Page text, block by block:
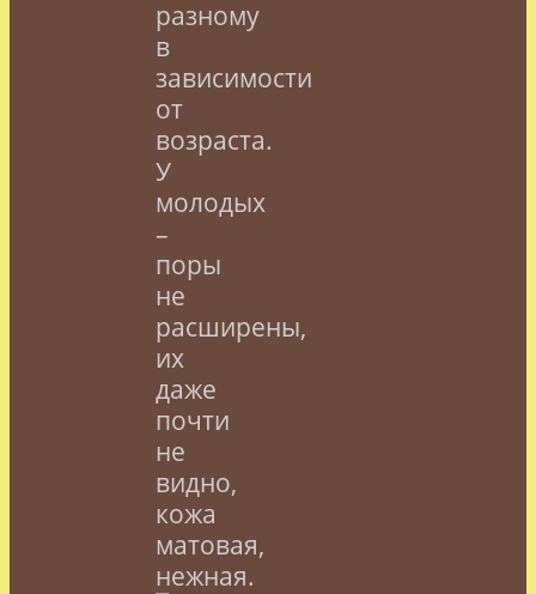
разному
в
зависимости
от
возраста.
У
молодых
–
поры
не
расширены,
их
даже
почти
не
видно,
кожа
матовая,
нежная.